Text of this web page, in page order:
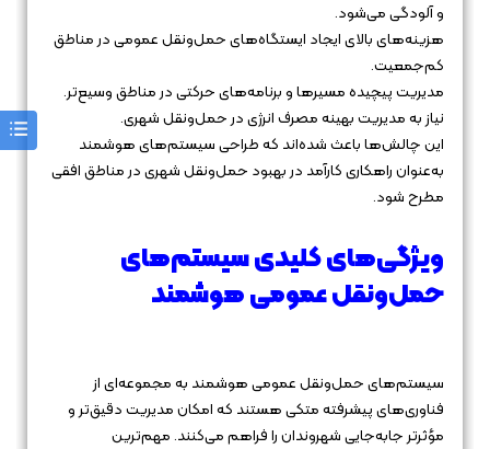
و آلودگی می‌شود.
هزینه‌های بالای ایجاد ایستگاه‌های حمل‌ونقل عمومی در مناطق
کم‌جمعیت.
مدیریت پیچیده مسیرها و برنامه‌های حرکتی در مناطق وسیع‌تر.
نیاز به مدیریت بهینه مصرف انرژی در حمل‌ونقل شهری.
این چالش‌ها باعث شده‌اند که طراحی سیستم‌های هوشمند
به‌عنوان راهکاری کارآمد در بهبود حمل‌ونقل شهری در مناطق افقی
مطرح شود.
ویژگی‌های کلیدی سیستم‌های
حمل‌ونقل عمومی هوشمند
سیستم‌های حمل‌ونقل عمومی هوشمند به مجموعه‌ای از
فناوری‌های پیشرفته متکی هستند که امکان مدیریت دقیق‌تر و
مؤثرتر جابه‌جایی شهروندان را فراهم می‌کنند. مهم‌ترین